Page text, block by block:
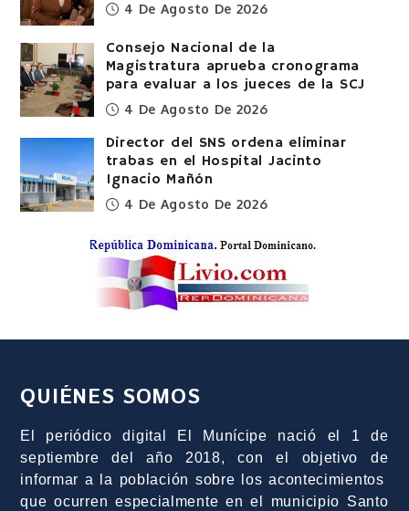
4 De Agosto De 2026
Consejo Nacional de la
Magistratura aprueba cronograma
para evaluar a los jueces de la SCJ
4 De Agosto De 2026
Director del SNS ordena eliminar
trabas en el Hospital Jacinto
Ignacio Mañón
4 De Agosto De 2026
QUIÉNES SOMOS
El periódico digital El Munícipe nació el 1 de
septiembre del año 2018, con el objetivo de
informar a la población sobre los acontecimientos
que ocurren especialmente en el municipio Santo